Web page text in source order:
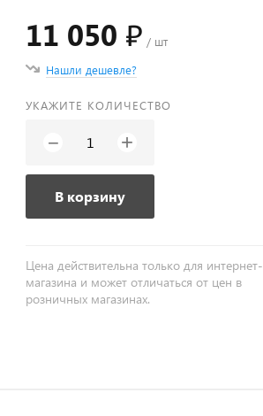
11 050 ₽ / шт
Нашли дешевле?
УКАЖИТЕ КОЛИЧЕСТВО
− +
В корзину
Цена действительна только для интернет-
магазина и может отличаться от цен в
розничных магазинах.